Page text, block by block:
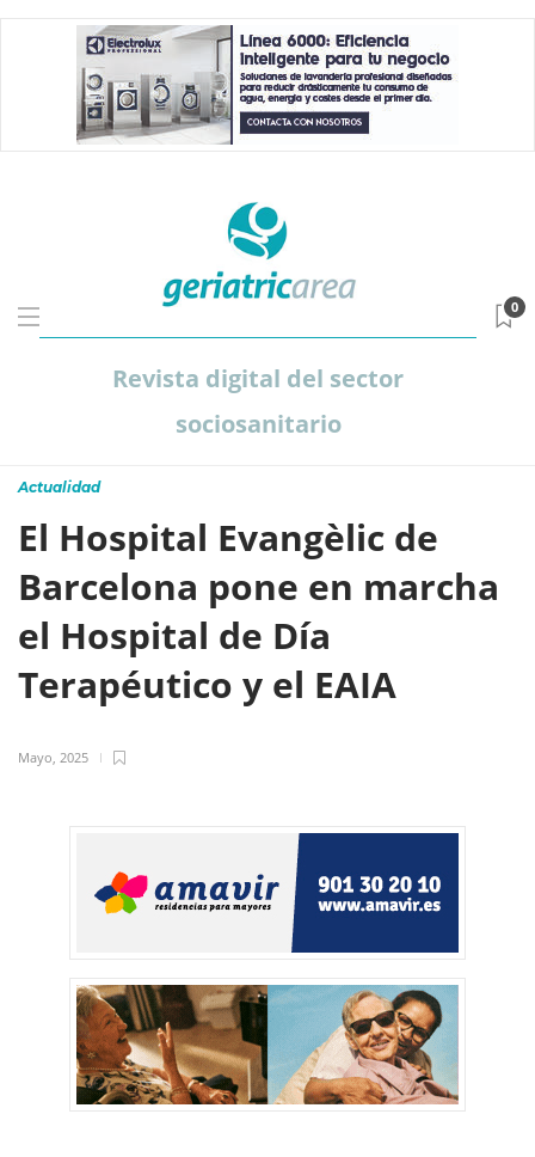
Revista digital del sector
sociosanitario
0
Actualidad
El Hospital Evangèlic de
Barcelona pone en marcha
el Hospital de Día
Terapéutico y el EAIA
Mayo, 2025